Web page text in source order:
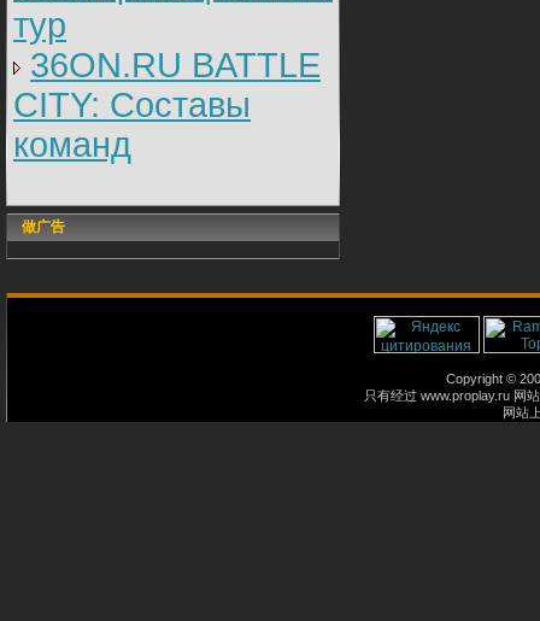
тур
36ON.RU BATTLE
CITY: Составы
команд
做广告
Copyright ©
只有经过 www.proplay.ru 网
网站